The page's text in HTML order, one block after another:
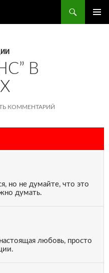
В
КОММЕНТАРИЙ
но не думайте, что это
думать.
любовь, просто